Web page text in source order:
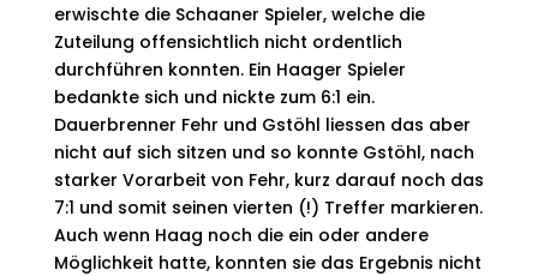
erwischte die Schaaner Spieler, welche die
Zuteilung offensichtlich nicht ordentlich
durchführen konnten. Ein Haager Spieler
bedankte sich und nickte zum 6:1 ein.
Dauerbrenner Fehr und Gstöhl liessen das aber
nicht auf sich sitzen und so konnte Gstöhl, nach
starker Vorarbeit von Fehr, kurz darauf noch das
7:1 und somit seinen vierten (!) Treffer markieren.
Auch wenn Haag noch die ein oder andere
Möglichkeit hatte, konnten sie das Ergebnis nicht